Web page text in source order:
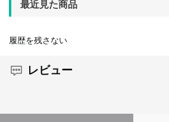
最近見た商品
履歴を残さない
レビュー